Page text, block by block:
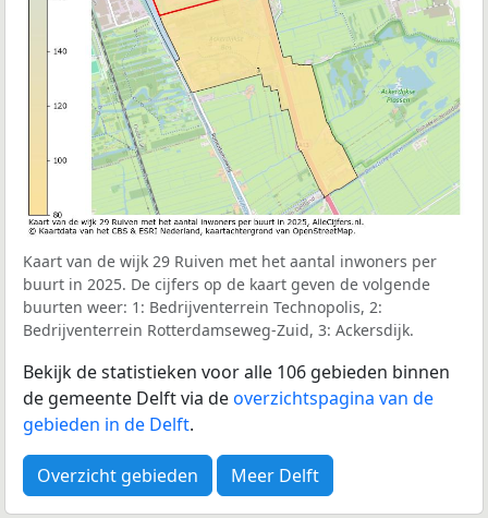
Kaart van de wijk 29 Ruiven met het aantal inwoners per
buurt in 2025. De cijfers op de kaart geven de volgende
buurten weer: 1: Bedrijventerrein Technopolis, 2:
Bedrijventerrein Rotterdamseweg-Zuid, 3: Ackersdijk.
Bekijk de statistieken voor alle 106 gebieden binnen
de gemeente Delft via deoverzichtspagina van de
gebieden in de Delft.
Overzicht gebieden Meer Delft